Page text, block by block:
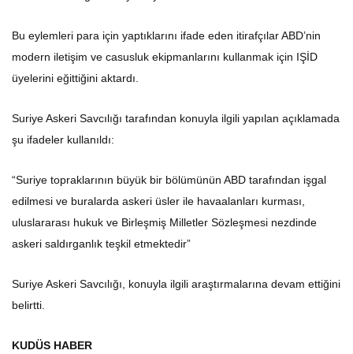
Bu eylemleri para için yaptıklarını ifade eden itirafçılar ABD’nin
modern iletişim ve casusluk ekipmanlarını kullanmak için IŞİD
üyelerini eğittiğini aktardı.
Suriye Askeri Savcılığı tarafından konuyla ilgili yapılan açıklamada
şu ifadeler kullanıldı:
“Suriye topraklarının büyük bir bölümünün ABD tarafından işgal
edilmesi ve buralarda askeri üsler ile havaalanları kurması,
uluslararası hukuk ve Birleşmiş Milletler Sözleşmesi nezdinde
askeri saldırganlık teşkil etmektedir”
Suriye Askeri Savcılığı, konuyla ilgili araştırmalarına devam ettiğini
belirtti.
KUDÜS HABER